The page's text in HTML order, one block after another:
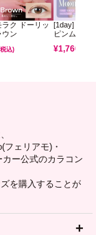
ラク ドーリッ
ウン
込)
[1day] ミレ
ピンムーン
¥1,760
ェリアモ)・
ー公式のカラコン
を購入することが